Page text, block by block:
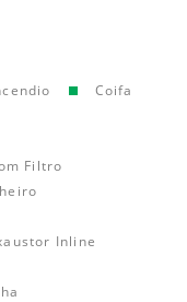
Coifa
Filtro
Inline